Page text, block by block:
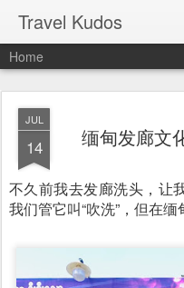
Travel Kudos
Home
JUL
14 缅甸发廊文
不久前我去发廊洗头，让
我们管它叫“吹洗”，但在缅